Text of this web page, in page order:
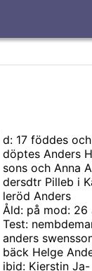
d: 17 föddes
döptes Anders
sons och Anna
dersdtr Pilleb i
leröd Anders
Åld: på mod: 26
Test:
anders
bäck Helge
ibid: Kierstin Ja-